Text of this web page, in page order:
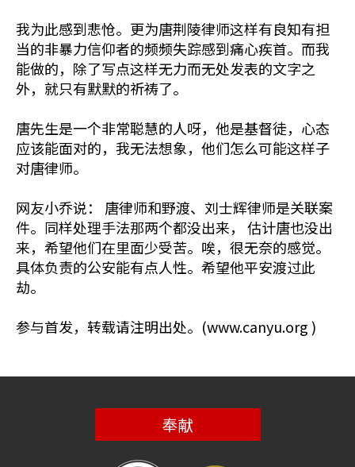
我为此感到悲怆。更为唐荆陵律师这样有良知有担
当的非暴力信仰者的频频失踪感到痛心疾首。而我
能做的，除了写点这样无力而无处发表的文字之
外，就只有默默的祈祷了。
唐先生是一个非常聪慧的人呀，他是基督徒，心态
应该能面对的，我无法想象，他们怎么可能这样子
对唐律师。
网友小乔说： 唐律师和野渡、刘士辉律师是关联案
件。同样处理手法那两个都没出来， 估计唐也没出
来，希望他们在里面少受苦。唉，很无奈的感觉。
具体负责的公安能有点人性。希望他平安渡过此
劫。
参与首发，转载请注明出处。(www.canyu.org )
奉献